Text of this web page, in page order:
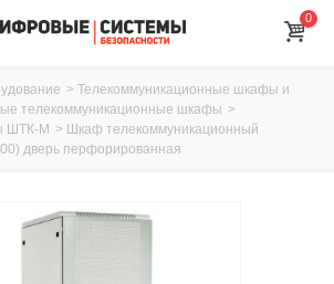
0
> Телекоммуникационные шкафы и
телекоммуникационные шкафы >
ШТК-М > Шкаф телекоммуникационный
дверь перфорированная